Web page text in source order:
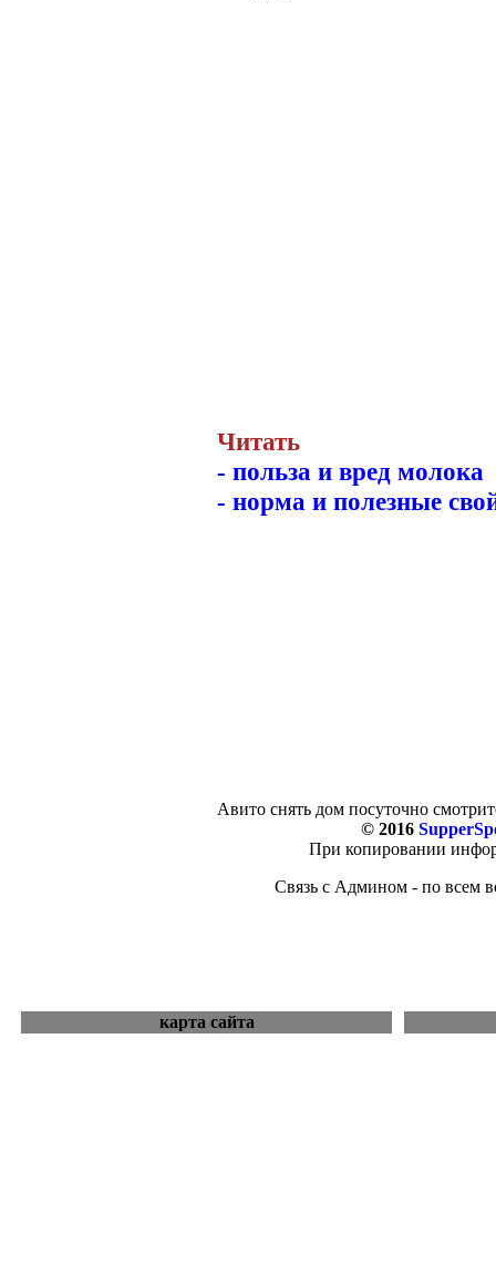
Читать
- польза и вред молока
- норма и полезные
Авито снять дом посуточно
© 2016
При копировании
Связь с Админом - по всем
карта сайта